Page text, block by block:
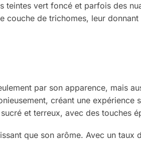
teintes vert foncé et parfois des
couche de trichomes, leur
par son apparence, mais
créant une expérience
sucré et terreux, avec des touches
que son arôme. Avec un taux